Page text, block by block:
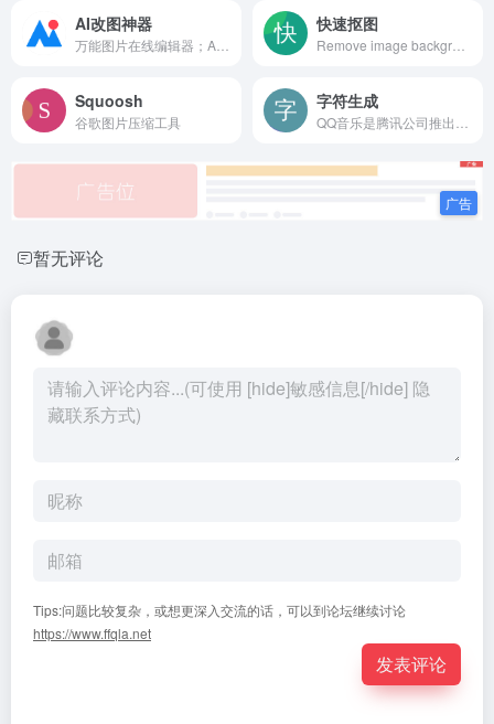
AI改图神器 快速抠图
Squoosh
谷歌图片压缩工具
字符生成
暂无评论
Tips:问题比较复杂，或想更深入交流的话，可以到论坛继续讨论
https://www.ffqla.net
发表评论